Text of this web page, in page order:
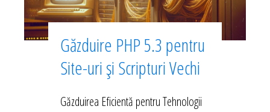
Găzduire PHP 5.3 pentru
Site-uri și Scripturi Vechi
Găzduirea Eficientă pentru Tehnologii